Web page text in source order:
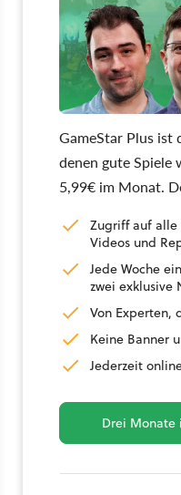
GameStar Plus ist
denen gute Spiele
5,99€ im Monat.
Zugriff auf alle
Videos und
Jede Woche
zwei exklusive
Von Experten,
Keine Banner
Jederzeit
Drei Monate